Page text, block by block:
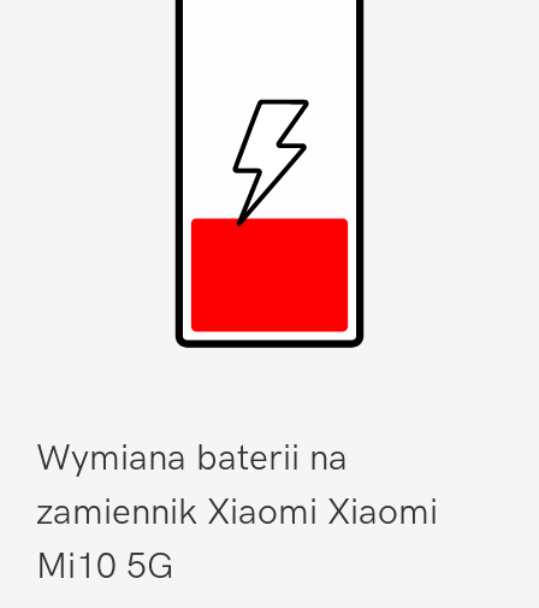
Wymiana baterii na
zamiennik Xiaomi Xiaomi
Mi10 5G